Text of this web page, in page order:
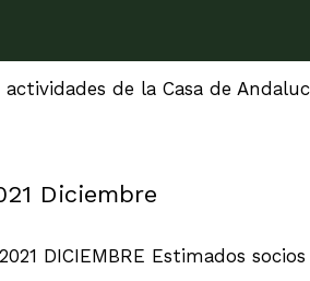
de la Casa de
Diciembre
DICIEMBRE Estimados